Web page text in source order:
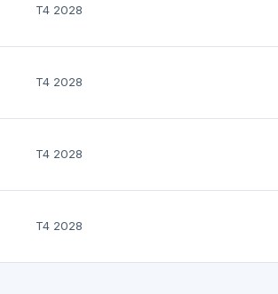
T4 2028
T4 2028
T4 2028
T4 2028